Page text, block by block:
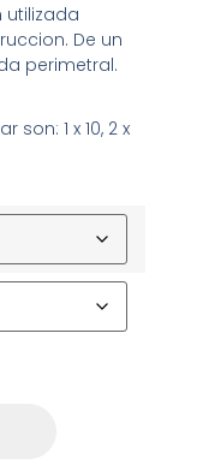
utilizada
De un
perimetral.
1 x 10, 2 x